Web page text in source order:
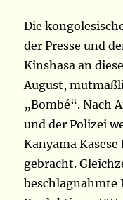
Die
der Presse und
Kinshasa an
August,
„Bombé“. Nach
und der Polizei
Kanyama
gebracht.
beschlagnahmte